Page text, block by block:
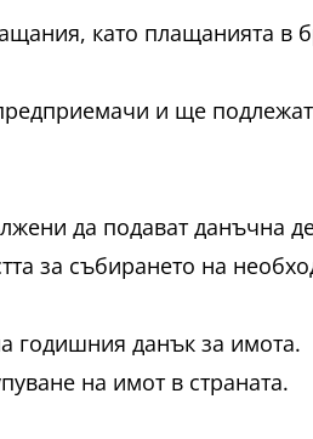
като плащанията в
и ще
да подават данъчна
за събирането на
годишния данък за имота.
на имот в страната.